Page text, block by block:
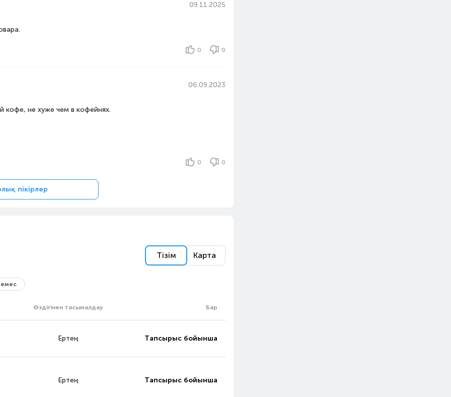
09.11.2025
0 0
06.09.2023
кофе, не хуже чем в кофейнях.
0 0
пікірлер
Тізім Карта
Өздігінен тасымалдау Бар
Ертең Тапсырыс бойынша
Ертең Тапсырыс бойынша